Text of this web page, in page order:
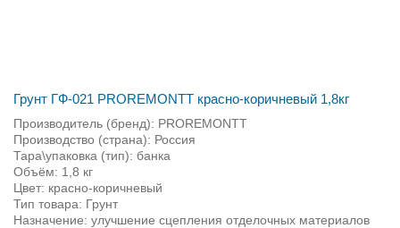
Грунт ГФ-021 PROREMONTT красно-коричневый 1,8кг
Производитель (бренд): PROREMONTT
Производство (страна): Россия
Тара\упаковка (тип): банка
Объём: 1,8 кг
Цвет: красно-коричневый
Тип товара: Грунт
Назначение: улучшение сцепления отделочных материалов